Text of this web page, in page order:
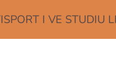
I VE STUDIU